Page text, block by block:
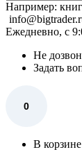
Например:
Ежедневно, с
Не
Задать
0
В